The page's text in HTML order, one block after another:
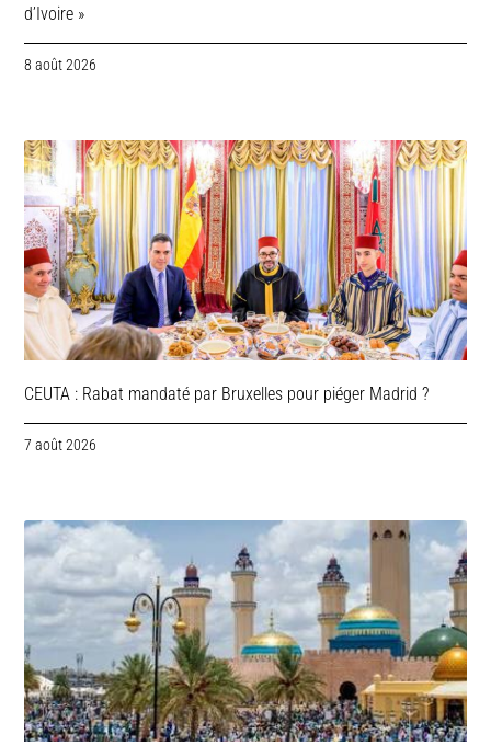
d’Ivoire »
8 août 2026
CEUTA : Rabat mandaté par Bruxelles pour piéger Madrid ?
7 août 2026